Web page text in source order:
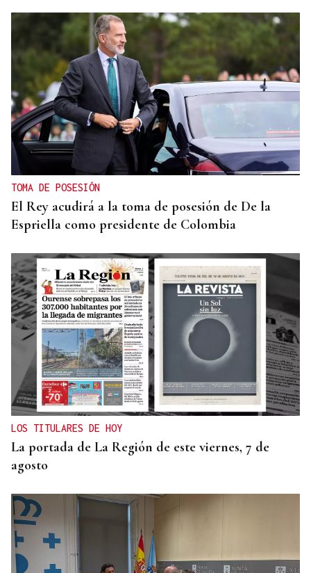
Manuel Baltar
“Six seven”
TOMA DE POSESIÓN
El Rey acudirá a la toma de posesión de De la
Espriella como presidente de Colombia
LOS TITULARES DE HOY
La portada de La Región de este viernes, 7 de
agosto